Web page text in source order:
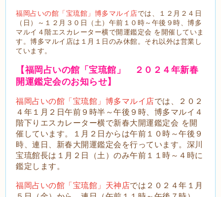
福岡占いの館「宝琉館」博多マルイ店では、１２月２４日
（日）～１２月３０日（土）午前１０時～午後９時、博多
マルイ４階エスカレーター横で開運鑑定会 を開催していま
す。博多マルイ店は１月１日のみ休館。それ以外は営業し
ています。
【福岡占いの館「宝琉館」 ２０２４年新春
開運鑑定会のお知らせ】
福岡占いの館「宝琉館」博多マルイ店では、２０２
４年１月２日午前９時半～午後９時、博多マルイ４
階下りエスカレーター横で新春大開運鑑定会 を開
催しています。１月２日からは午前１０時～午後９
時、連日、新春大開運鑑定会を行っています。深川
宝琉館長は１月２日（土）のみ午前１１時～４時に
鑑定します。
福岡占いの館「宝琉館」天神店では２０２４年１月